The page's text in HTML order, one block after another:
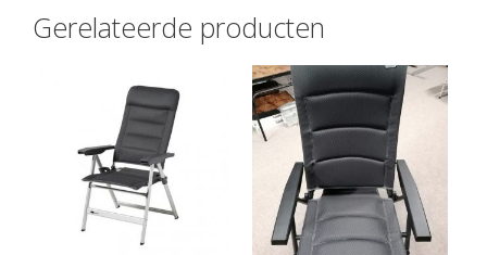
Gerelateerde producten